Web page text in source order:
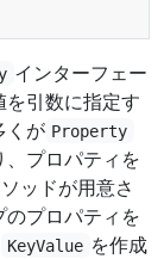
インターフェー
引数に指定す
くが Property
プロパティを
ッドが用意さ
プロパティを
KeyValue を作成